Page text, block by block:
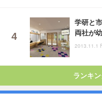
学研と
両社が
2013.11.1
ランキ